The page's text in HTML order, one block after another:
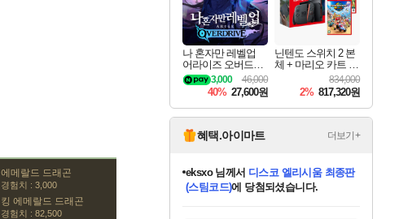
에메랄드 드래곤
경험치 : 3,000
킹 에메랄드 드래곤
경험치 : 82,500
나 혼자만 레벨업
어라이즈 오버드라
이브 Solo Leveling A
rise
46,000
3,000
40% 27,600원
닌텐도 스위치 2 본
체 + 마리오 카트 월
드 + 포켓몬 포코피
아 번들
834,000
2% 817,320원
혜택.아이마트 더보기+
eksxo님께서 디스코 엘리시움 최종판
(스팀코드)에 당첨되셨습니다.